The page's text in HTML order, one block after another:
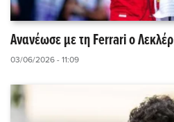
Ανανέωσε με τη Ferrari o Λεκλέρ
03/06/2026 - 11:09